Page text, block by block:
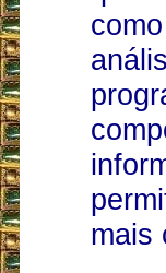
mais